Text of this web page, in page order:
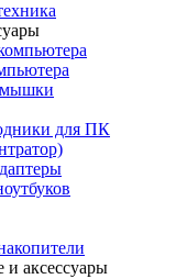
для ПК
и аксессуары